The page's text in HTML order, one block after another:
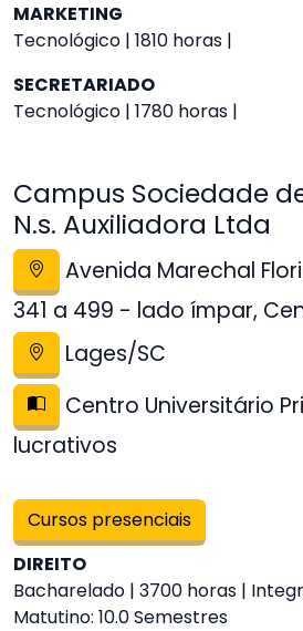
MARKETING
Tecnológico | 1810 horas |
SECRETARIADO
Tecnológico | 1780 horas |
Campus Sociedade
N.s. Auxiliadora Ltda
Avenida Marechal
341 a 499 - lado ímpar,
Lages/SC
Centro Universitário
lucrativos
Cursos presenciais
DIREITO
Bacharelado | 3700 horas |
Matutino: 10.0 Semestres